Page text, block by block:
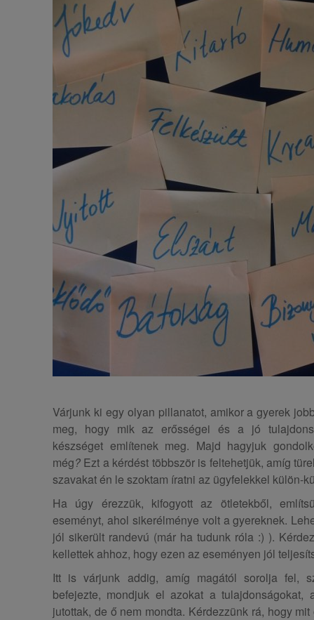
Várjunk ki egy olyan pillanatot, amikor a gyerek
meg, hogy mik az erősségei és a jó
készséget említenek meg. Majd hagyjuk
még? Ezt a kérdést többször is feltehetjük, amíg
szavakat én le szoktam íratni az ügyfelekkel külön-
Ha úgy érezzük, kifogyott az ötletekből,
eseményt, ahol sikerélménye volt a gyereknek.
jól sikerült randevú (már ha tudunk róla :) ).
kellettek ahhoz, hogy ezen az eseményen jól
Itt is várjunk addig, amíg magától sorolja fel,
befejezte, mondjuk el azokat a tulajdonságokat,
jutottak, de ő nem mondta. Kérdezzünk rá, hogy